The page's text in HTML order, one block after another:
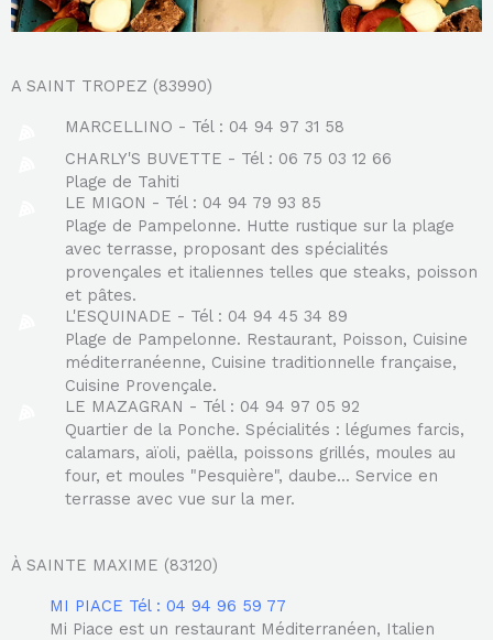
A SAINT TROPEZ (83990)
MARCELLINO - Tél : 04 94 97 31 58
CHARLY'S BUVETTE - Tél : 06 75 03 12 66
Plage de Tahiti
LE MIGON - Tél : 04 94 79 93 85
Plage de Pampelonne. Hutte rustique sur la plage
avec terrasse, proposant des spécialités
provençales et italiennes telles que steaks, poisson
et pâtes.
L'ESQUINADE - Tél : 04 94 45 34 89
Plage de Pampelonne. Restaurant, Poisson, Cuisine
méditerranéenne, Cuisine traditionnelle française,
Cuisine Provençale.
LE MAZAGRAN - Tél : 04 94 97 05 92
Quartier de la Ponche. Spécialités : légumes farcis,
calamars, aïoli, paëlla, poissons grillés, moules au
four, et moules "Pesquière", daube... Service en
terrasse avec vue sur la mer.
À SAINTE MAXIME (83120)
MI PIACE Tél : 04 94 96 59 77
Mi Piace est un restaurant Méditerranéen, Italien